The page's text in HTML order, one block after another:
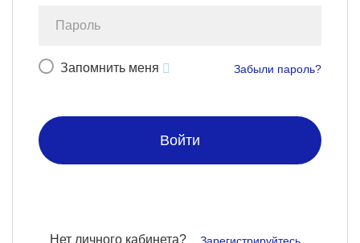
Запомнить меня Забыли пароль?
Войти
Нет личного кабинета?